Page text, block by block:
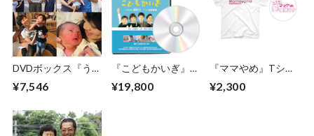
DVDボックス『う
と、いっしょ』
¥7,546
『こどもかいぎ』研
ジ
¥19,800
『ママやめ』Tシャ
¥2,300